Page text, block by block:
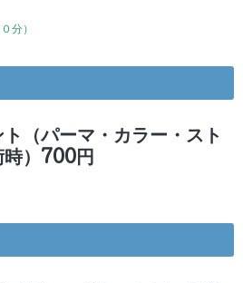
分）
（パーマ・カラー・スト
時）700円